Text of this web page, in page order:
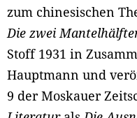
zum chinesischen
Die zwei
Stoff 1931 in
Hauptmann und
9 der Moskauer